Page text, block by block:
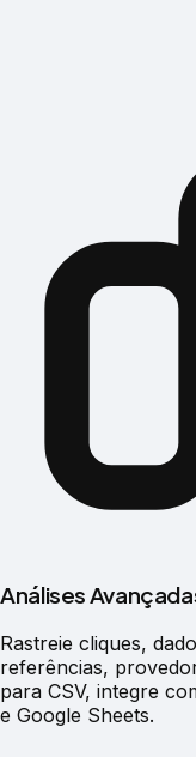
Análises
Rastreie cliques,
referências,
para CSV, integre
e Google Sheets.